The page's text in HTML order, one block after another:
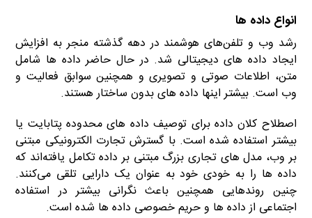
انواع داده ها
رشد وب و تلفن‌های هوشمند در دهه گذشته منجر به افزایش
ایجاد داده های دیجیتالی شد. در حال حاضر داده ها شامل
متن، اطلاعات صوتی و تصویری و همچنین سوابق فعالیت و
وب است. بیشتر اینها داده های بدون ساختار هستند.
اصطلاح کلان داده برای توصیف داده های محدوده پتابایت یا
بیشتر استفاده شده است. با گسترش تجارت الکترونیکی مبتنی
بر وب، مدل های تجاری بزرگ مبتنی بر داده تکامل یافته‌اند که
داده ها را به خودی خود به عنوان یک دارایی تلقی می‌کنند.
چنین روندهایی همچنین باعث نگرانی بیشتر در استفاده
اجتماعی از داده ها و حریم خصوصی داده ها شده است.